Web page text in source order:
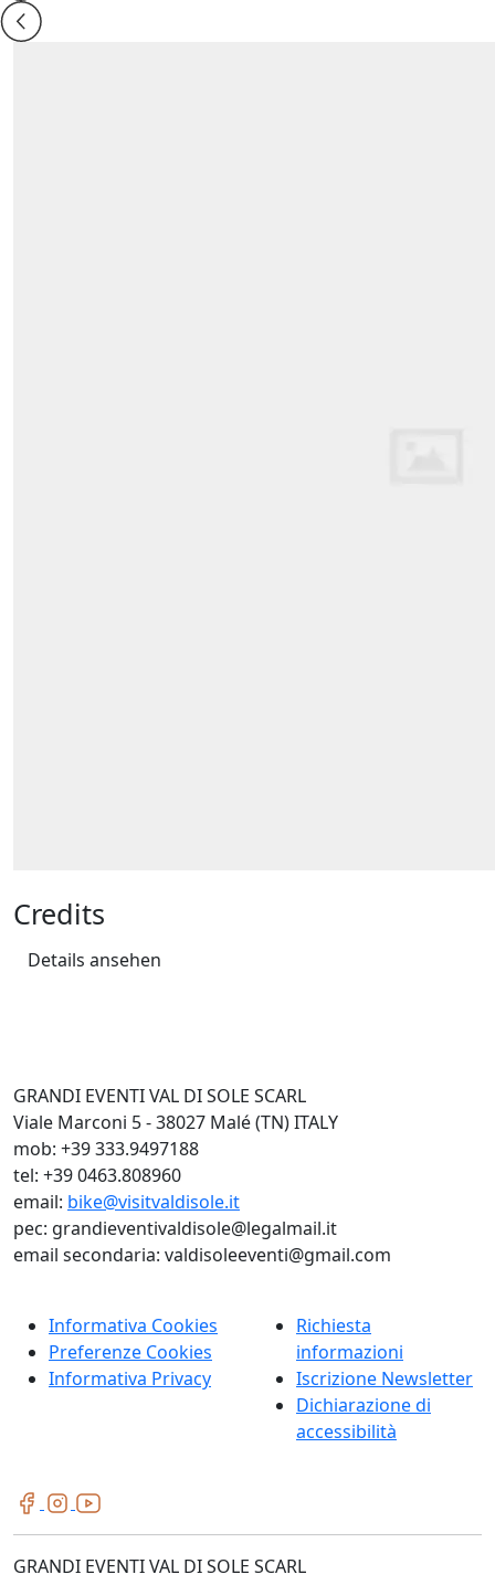
Credits
Details ansehen
GRANDI EVENTI VAL DI SOLE SCARL
Viale Marconi 5 - 38027 Malé (TN) ITALY
mob: +39 333.9497188
tel: +39 0463.808960
email: bike@visitvaldisole.it
pec: grandieventivaldisole@legalmail.it
email secondaria: valdisoleeventi@gmail.com
Informativa Cookies
Preferenze Cookies
Informativa Privacy
Richiesta
informazioni
Iscrizione Newsletter
Dichiarazione di
accessibilità
GRANDI EVENTI VAL DI SOLE SCARL